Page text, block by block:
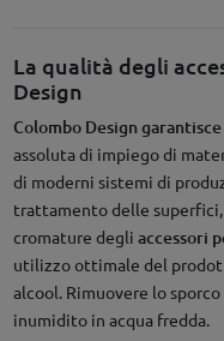
La qualità degli
Design
Colombo Design
assoluta di impiego di
di moderni sistemi di
trattamento delle
cromature degli accessori
utilizzo ottimale del
alcool. Rimuovere lo
inumidito in acqua fredda.